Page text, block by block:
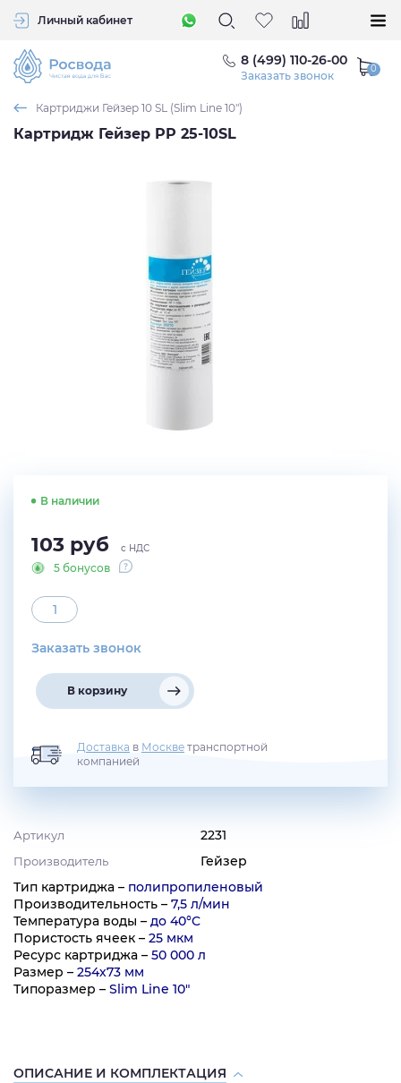
Личный кабинет
8 (499) 110-26-00
Заказать звонок
Картриджи Гейзер 10 SL (Slim Line 10")
Картридж Гейзер PP 25-10SL
Артикул 2231
Производитель
Гейзер
Тип картриджа – полипропиленовый
Производительность – 7,5 л/мин
Температура воды – до 40°C
Пористость ячеек – 25 мкм
Ресурс картриджа – 50 000 л
Размер – 254х73 мм
Типоразмер – Slim Line 10"
В наличии
103 руб с НДС
5 бонусов
Заказать звонок
В корзину
Доставка в Москве транспортной
компанией
ОПИСАНИЕ И КОМПЛЕКТАЦИЯ